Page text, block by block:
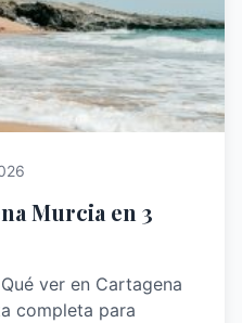
Murcia en 3
ver en Cartagena
completa para